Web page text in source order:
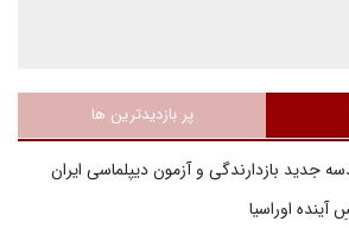
پر بازدیدترین ها
جدید بازدارندگی و آزمون دیپلماسی ایران
آینده اوراسیا